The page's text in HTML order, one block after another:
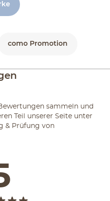
como Promotion
sammeln und
Teil unserer Seite unter
& Prüfung von